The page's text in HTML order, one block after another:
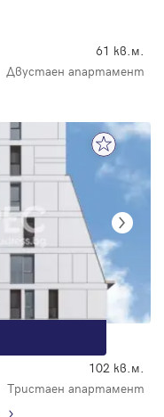
61 кв.м.
Двустаен апартамент
102 кв.м.
Тристаен апартамент